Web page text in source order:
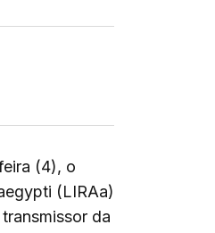
(4), o
(LIRAa)
da